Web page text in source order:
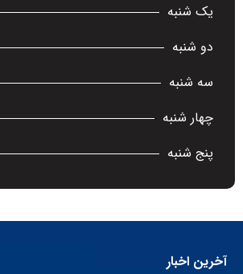
یک شنبه
دو شنبه
سه شنبه
چهار شنبه
پنج شنبه
آخرین اخبار